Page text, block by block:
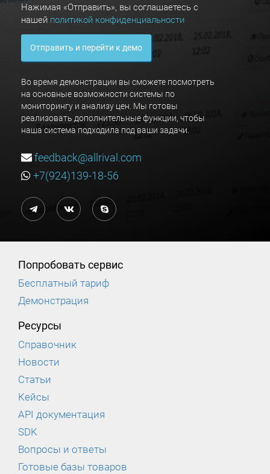
Нажимая «Отправить», вы соглашаетесь с
нашей политикой конфиденциальности
Отправить и перейти к демо
Во время демонстрации вы сможете посмотреть
на основные возможности системы по
мониторингу и анализу цен. Мы готовы
реализовать дополнительные функции, чтобы
наша система подходила под ваши задачи.
feedback@allrival.com
+7(924)139-18-56
Попробовать сервис
Бесплатный тариф
Демонстрация
Ресурсы
Справочник
Новости
Статьи
Кейсы
API документация
SDK
Вопросы и ответы
Готовые базы товаров